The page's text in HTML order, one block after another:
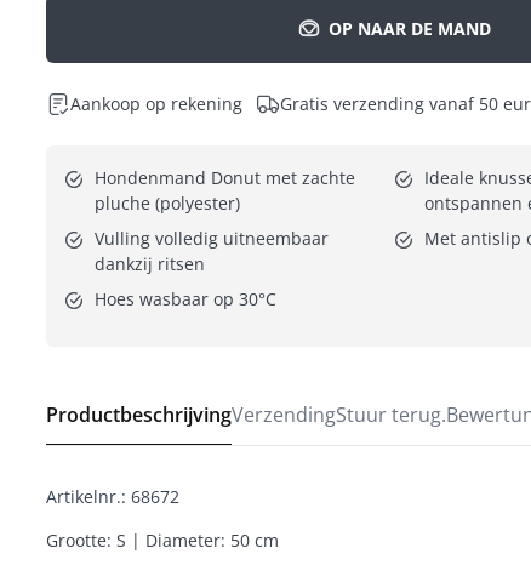
OP NAAR DE MAND
Aankoop op rekening Gratis verzending vanaf 50
Hondenmand Donut met zachte
pluche (polyester)
Ideale
ontspannen
Vulling volledig uitneembaar
dankzij ritsen
Met antislip
Hoes wasbaar op 30°C
ProductbeschrijvingVerzending Stuur terug.
Artikelnr.: 68672
Grootte: S | Diameter: 50 cm